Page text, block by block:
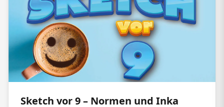
Sketch vor 9 – Normen und Inka